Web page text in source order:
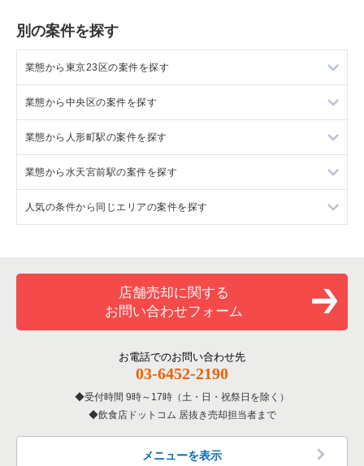
別の案件を探す
業態から東京23区の案件を探す
東京23区のラーメンの居抜き売却物件の案件一覧
東京23区のフランス料理の居抜き売却物件の案件一覧
東京23区のイタリア料理の居抜き売却物件の案件一覧
東京23区の中華の居抜き売却物件の案件一覧
東京23区の寿司の居抜き売却物件の案件一覧
東京23区の焼肉の居抜き売却物件の案件一覧
東京23区のアジア料理の居抜き売却物件の案件一覧
東京23区のカフェの居抜き売却物件の案件一覧
東京23区のテイクアウトの居抜き売却物件の案件一覧
業態から中央区の案件を探す
中央区のラーメンの居抜き売却物件の案件一覧
中央区のフランス料理の居抜き売却物件の案件一覧
中央区のイタリア料理の居抜き売却物件の案件一覧
中央区のそば・うどんの居抜き売却物件の案件一覧
中央区の寿司の居抜き売却物件の案件一覧
中央区の鉄板焼き・お好み焼の居抜き売却物件の案件一覧
中央区のアジア料理の居抜き売却物件の案件一覧
中央区のカフェの居抜き売却物件の案件一覧
業態から人形町駅の案件を探す
人形町駅のラーメンの居抜き売却物件の案件一覧
人形町駅のフランス料理の居抜き売却物件の案件一覧
人形町駅の中華の居抜き売却物件の案件一覧
人形町駅のそば・うどんの居抜き売却物件の案件一覧
人形町駅の鉄板焼き・お好み焼の居抜き売却物件の案件一覧
人形町駅のアジア料理の居抜き売却物件の案件一覧
人形町駅のカフェの居抜き売却物件の案件一覧
業態から水天宮前駅の案件を探す
水天宮前駅のラーメンの居抜き売却物件の案件一覧
水天宮前駅の中華の居抜き売却物件の案件一覧
水天宮前駅の鉄板焼き・お好み焼の居抜き売却物件の案件一覧
水天宮前駅のカフェの居抜き売却物件の案件一覧
水天宮前駅の居酒屋・ダイニングバーの居抜き売却物件の案件
人気の条件から同じエリアの案件を探す
中央区の20坪以下の飲食店の居抜き売却物件の案件一覧
人形町駅の20坪以下の飲食店の居抜き売却物件の案件一覧
東京23区の20坪以下のイタリア料理の居抜き売却物件の案件一
店舗売却に関する
お問い合わせフォーム
お電話でのお問い合わせ先
03-6452-2190
受付時間 9時～17時（土・日・祝祭日を除く）
飲食店ドットコム 居抜き売却担当者まで
メニューを表示